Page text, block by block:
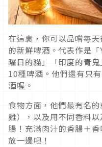
在這裏，你可以品嚐毎
的新鮮啤酒。代表作是
曜日的貓」「印度的青
10種啤酒。他們還有只
酒喔。
食物方面，他們最有名
雞），以及用不同香料
腸！充滿肉汁的香腸＋
放一邊吧！